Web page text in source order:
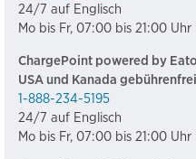
24/7 auf Englisch
Mo bis Fr, 07:00 bis 21:00 Uhr
ChargePoint powered by
USA und Kanada
1-888-234-5195
24/7 auf Englisch
Mo bis Fr, 07:00 bis 21:00 Uhr